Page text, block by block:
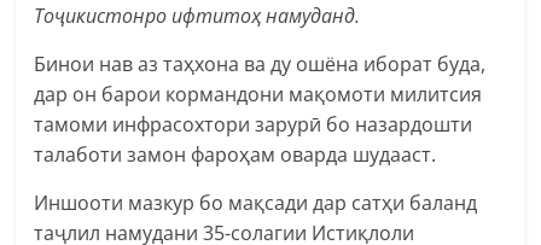
Тоҷикистонро ифтитоҳ намуданд.
Бинои нав аз таҳхона ва ду ошёна иборат буда,
дар он барои кормандони мақомоти милитсия
тамоми инфрасохтори зарурӣ бо назардошти
талаботи замон фароҳам оварда шудааст.
Иншооти мазкур бо мақсади дар сатҳи баланд
таҷлил намудани 35-солагии Истиқлоли